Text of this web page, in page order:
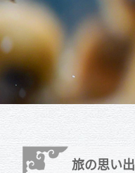
旅の思い出